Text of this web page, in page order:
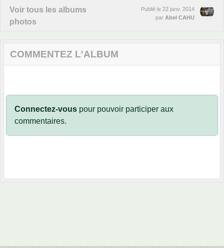
Voir tous les albums
photos
Publié le 22 janv. 2014
par Abel CAHU
COMMENTEZ L'ALBUM
Connectez-vous pour pouvoir participer aux
commentaires.